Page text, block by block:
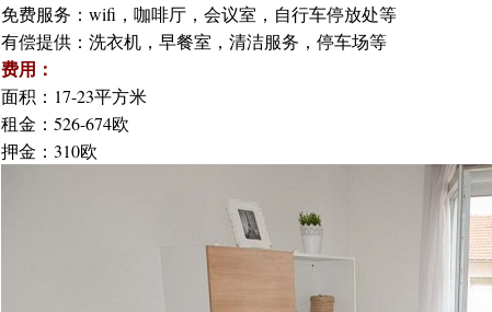
免费服务：wifi，咖啡厅，会议室，自行车停放处等
有偿提供：洗衣机，早餐室，清洁服务，停车场等
费用：
面积：17-23平方米
租金：526-674欧
押金：310欧